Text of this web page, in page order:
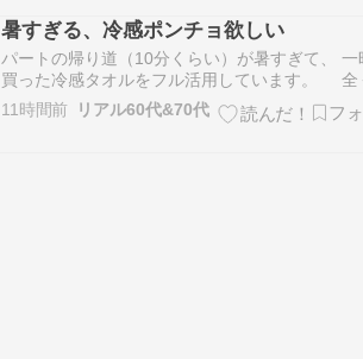
って、読者を振り回し、アクセスを集めて儲け
暑すぎる、冷感ポンチョ欲しい
パートの帰り道（10分くらい）が暑すぎて、 一
買った冷感タオルをフル活用しています。 全
じ製品ではないですがこんなヤツ。 【最大
OFFクーポン！期間限定】【新色追加】楽天ラ
11時間前 リアル60代&70代